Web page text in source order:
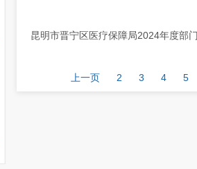
昆明市晋宁区医疗保障局2024年度部
上一页 2 3 4 5